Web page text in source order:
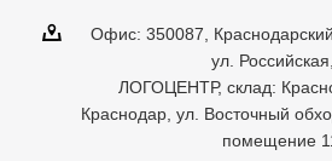
Офис: 350087,
ул.
ЛОГОЦЕНТР, склад:
Краснодар, ул. Восточный
помещение